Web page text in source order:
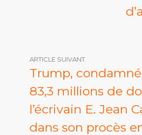
ARTICLE SUIVANT
Trump,
83,3 millions de
l’écrivain E. Jean
dans son procès